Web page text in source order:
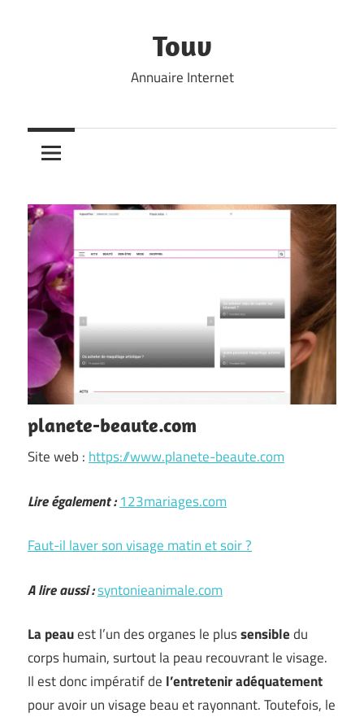
Touv
Annuaire Internet
planete-beaute.com
Site web : https://www.planete-beaute.com
Lire également : 123mariages.com
Faut-il laver son visage matin et soir ?
A lire aussi :syntonieanimale.com
La peauest l’un des organes le plussensibledu
corps humain, surtout la peau recouvrant le visage.
Il est donc impératif de l’entretenir adéquatement
pour avoir un visage beau et rayonnant. Toutefois, le